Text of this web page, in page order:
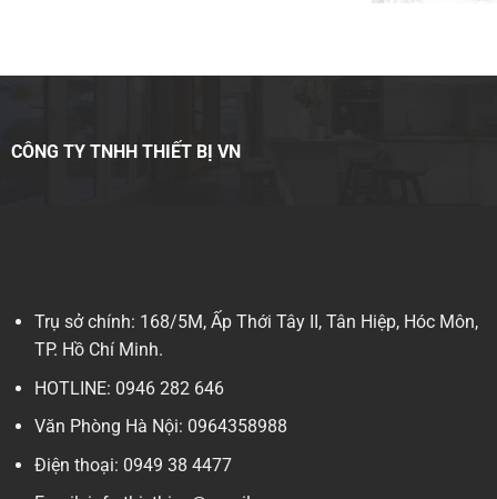
CÔNG TY TNHH THIẾT BỊ VN
Trụ sở chính: 168/5M, Ấp Thới Tây II, Tân Hiệp, Hóc Môn,
TP. Hồ Chí Minh.
HOTLINE: 0946 282 646
Văn Phòng Hà Nội: 0964358988
Điện thoại: 0949 38 4477